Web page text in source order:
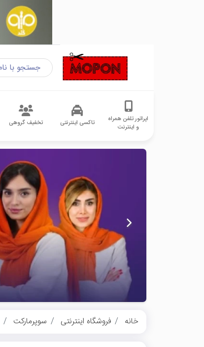
اپراتور تلفن همراه
و اینترنت
تاکسی اینترنتی تخفیف گروهی
خانه فروشگاه اینترنتی سوپرمارکت